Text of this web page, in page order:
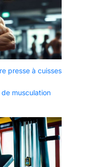
presse à cuisses
de musculation